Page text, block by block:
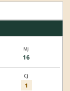
16
1